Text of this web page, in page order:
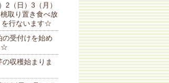
2（日）3（月）
取り置き食べ放
を行ないます☆
受付けを始め
の収穫始まりま